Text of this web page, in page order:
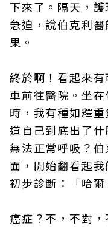
下來了。隔天，
急迫，說伯克利
果。
終於啊！看起來
車前往醫院。坐
時，我有種如釋
道自己到底出了
無法正常呼吸？
面，開始翻看起
初步診斷：「哈爾
癌症？不，不對，